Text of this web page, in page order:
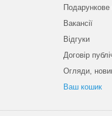
Подарункове
Вакансії
Відгуки
Договір
Огляди,
Ваш кошик